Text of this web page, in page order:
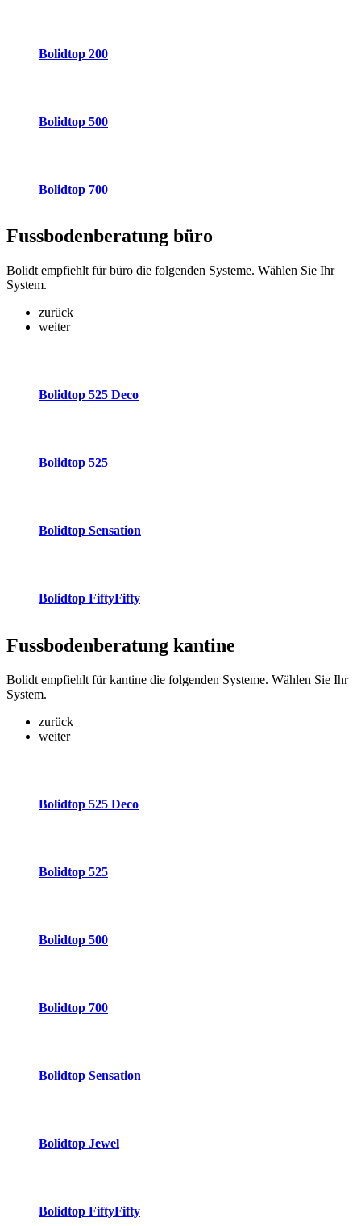
Bolidtop 200
Bolidtop 500
Bolidtop 700
Fussbodenberatung büro
Bolidt empfiehlt für büro die folgenden Systeme. Wählen Sie Ihr
System.
zurück
weiter
Bolidtop 525 Deco
Bolidtop 525
Bolidtop Sensation
Bolidtop FiftyFifty
Fussbodenberatung kantine
Bolidt empfiehlt für kantine die folgenden Systeme. Wählen Sie Ihr
System.
zurück
weiter
Bolidtop 525 Deco
Bolidtop 525
Bolidtop 500
Bolidtop 700
Bolidtop Sensation
Bolidtop Jewel
Bolidtop FiftyFifty